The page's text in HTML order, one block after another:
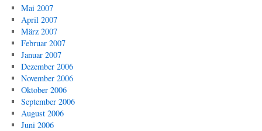
Mai 2007
April 2007
März 2007
Februar 2007
Januar 2007
Dezember 2006
November 2006
Oktober 2006
September 2006
August 2006
Juni 2006